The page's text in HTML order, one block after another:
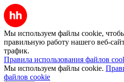
Мы используем файлы cookie,
правильную работу нашего веб-
трафик.
Правила использования файлов
Мы используем файлы cookie.
файлов cookie